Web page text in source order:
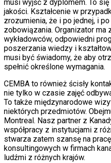
musi wyjść z dyplomem. To
jakości. Kształcenie w
zrozumienia, że i po jednej, i
zobowiązania. Organizator ma
wykładowców, odpowiedni
poszerzania wiedzy i
musi być świadomy, że aby
spełnić określone wymagania.
CEMBA to również ścisły
nie tylko w czasie zajęć
To także międzynarodowe
niektórych przedmiotów.
Montreal. Nasz partner z
współpracy z instytucjami z
stwarza zatem szansę na
konsultingowych w firmach
ludźmi z różnych krajów.